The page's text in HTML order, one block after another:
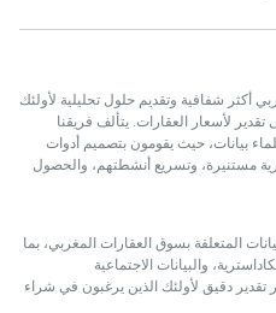
شفافية وتقديم حلول تحليلية لأولئك
لأسعار العقارات. يتألف فريقنا
بيانات، حيث يقومون بتصميم أدوات
مستنيرة، وتسريع أنشطتهم، والحصول
المتعلقة بسوق العقارات المغربي، بما
والبيانات الاجتماعية
تقدير دقيق لأولئك الذين يرغبون في شراء